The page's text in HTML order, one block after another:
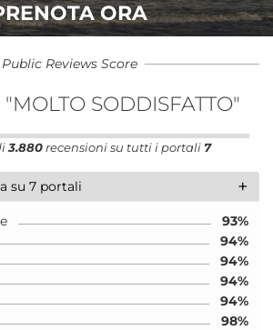
ORA
Public Reviews Score
"MOLTO SODDISFATTO"
3.880recensioni su tutti i portali 7
+
su 7 portali
93%
94%
94%
94%
94%
98%